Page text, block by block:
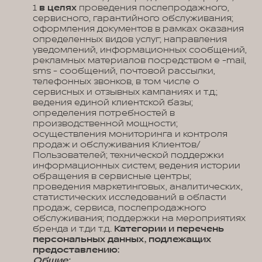
1 в целях проведения послепродажного,
сервисного, гарантийного обслуживания;
оформления документов в рамках оказания
определенных видов услуг; направления
уведомлений, информационных сообщений,
рекламных материалов посредством e -mail,
sms - сообщений, почтовой рассылки,
телефонных звонков, в том числе о
сервисных и отзывных кампаниях и т.д.;
ведения единой клиентской базы;
определения потребностей в
производственной мощности;
осуществления мониторинга и контроля
продаж и обслуживания Клиентов/
Пользователей; технической поддержки
информационных систем; ведения истории
обращения в сервисные центры;
проведения маркетинговых, аналитических,
статистических исследований в области
продаж, сервиса, послепродажного
обслуживания; поддержки на мероприятиях
бренда и т.ди т.д.. Категории и перечень
персональных данных, подлежащих
предоставлению: